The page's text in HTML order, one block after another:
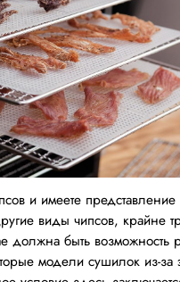
и имеете
виды чипсов, крайне
быть возможность
модели сушилок из-